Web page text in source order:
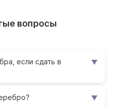
вопросы
если сдать в